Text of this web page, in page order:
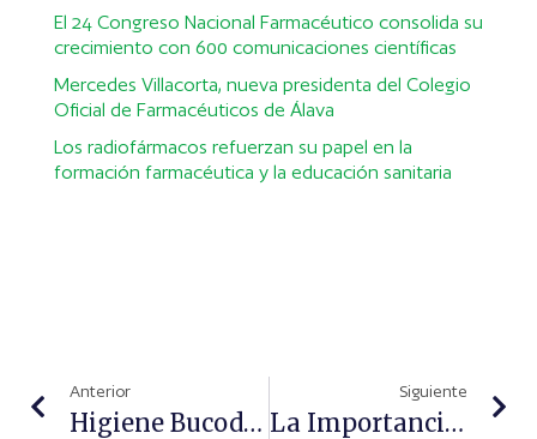
El 24 Congreso Nacional Farmacéutico consolida su
crecimiento con 600 comunicaciones científicas
Mercedes Villacorta, nueva presidenta del Colegio
Oficial de Farmacéuticos de Álava
Los radiofármacos refuerzan su papel en la
formación farmacéutica y la educación sanitaria
Anterior
Higiene Bucodental Desde Las Farmacias
Siguiente
La Importancia Del Movimiento Para El Malestar Persistente